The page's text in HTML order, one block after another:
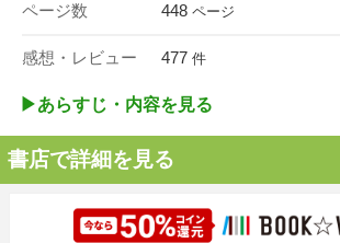
ページ数 448 ページ
感想・レビュー 477 件
▶︎あらすじ・内容を見る
書店で詳細を見る